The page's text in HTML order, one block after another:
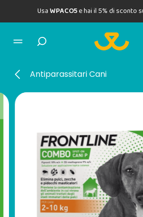
UsaWPACO5e hai il 5% di sconto
Antiparassitari Cani